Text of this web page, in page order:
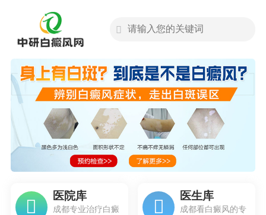
医院库
成都专业治疗白癜
医生库
成都看白癜风的专